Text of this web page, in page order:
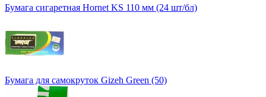
Бумага сигаретная Hornet KS 110 мм (24 шт/бл)
Бумага для самокруток Gizeh Green (50)